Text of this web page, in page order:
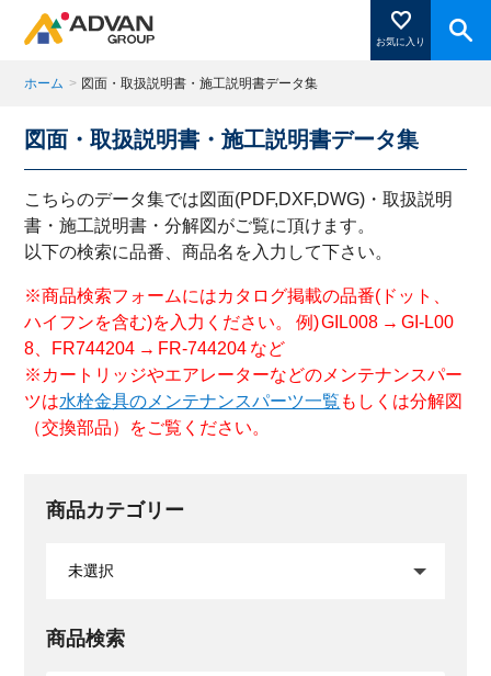
お気に入り
商品ページにある「お気に入り登録」を押すと登録した
商品がここに表示されます。
ホーム > 図面・取扱説明書・施工説明書データ集
図面・取扱説明書・施工説明書データ集
こちらのデータ集では図面(PDF,DXF,DWG)・取扱説明
書・施工説明書・分解図がご覧に頂けます。
以下の検索に品番、商品名を入力して下さい。
※商品検索フォームにはカタログ掲載の品番(ドット、
ハイフンを含む)を入力ください。 例) GIL008 → GI-L00
8、FR744204 → FR-744204 など
※カートリッジやエアレーターなどのメンテナンスパー
ツは水栓金具のメンテナンスパーツ一覧 もしくは分解図
（交換部品）をご覧ください。
商品カテゴリー
商品検索